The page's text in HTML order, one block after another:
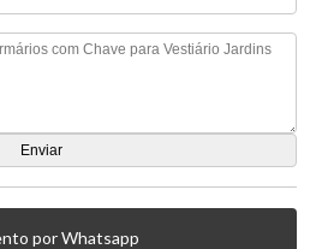
por Whatsapp